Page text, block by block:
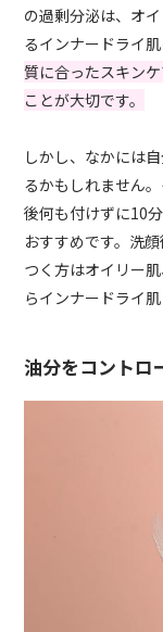
の過剰分泌は、オ
るインナードライ肌
質に合ったスキン
ことが大切です。
しかし、なかには
るかもしれません
後何も付けずに10
おすすめです。洗
つく方はオイリー
らインナードライ肌
油分をコントロ